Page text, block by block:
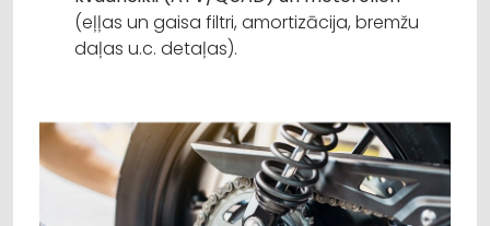
(eļļas un gaisa filtri, amortizācija, bremžu
daļas u.c. detaļas).